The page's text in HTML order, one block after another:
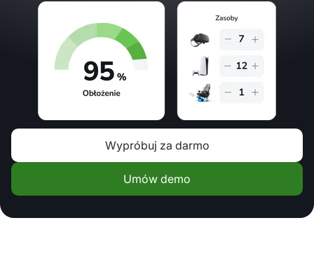
Wypróbuj za darmo
Umów demo